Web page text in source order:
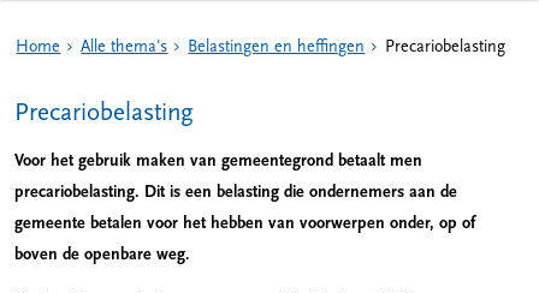
Home Alle thema's Belastingen en heffingen Precariobelasting
Precariobelasting
Voor het gebruik maken van gemeentegrond betaalt men
precariobelasting. Dit is een belasting die ondernemers aan de
gemeente betalen voor het hebben van voorwerpen onder, op of
boven de openbare weg.